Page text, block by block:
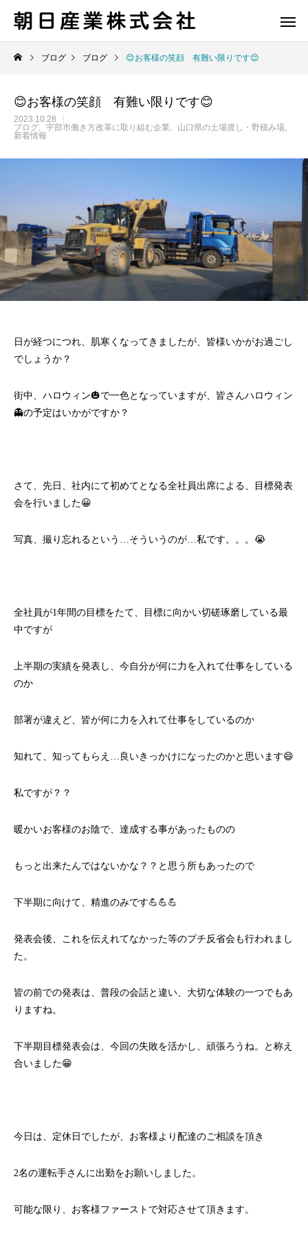
ブログ ブログ 😊お客様の笑顔 有難い限りです😊
😊お客様の笑顔 有難い限りです😊
2023.10.28
ブログ
宇部市働き方改革に取り組む企業
山口県の土場渡し・野積み場
新着情報
日が経つにつれ、肌寒くなってきましたが、皆様いかがお過ごし
でしょうか？
街中、ハロウィン🎃で一色となっていますが、皆さんハロウィン
👻の予定はいかがですか？
さて、先日、社内にて初めてとなる全社員出席による、目標発表
会を行いました😀
写真、撮り忘れるという…そういうのが…私です。。。😭
全社員が1年間の目標をたて、目標に向かい切磋琢磨している最
中ですが
上半期の実績を発表し、今自分が何に力を入れて仕事をしている
のか
部署が違えど、皆が何に力を入れて仕事をしているのか
知れて、知ってもらえ…良いきっかけになったのかと思います😄
私ですが？？
暖かいお客様のお陰で、達成する事があったものの
もっと出来たんではないかな？？と思う所もあったので
下半期に向けて、精進のみです💪💪💪
発表会後、これを伝えれてなかった等のプチ反省会も行われまし
た。
皆の前での発表は、普段の会話と違い、大切な体験の一つでもあ
りますね。
下半期目標発表会は、今回の失敗を活かし、頑張ろうね。と称え
合いました😁
今日は、定休日でしたが、お客様より配達のご相談を頂き
2名の運転手さんに出勤をお願いしました。
可能な限り、お客様ファーストで対応させて頂きます。